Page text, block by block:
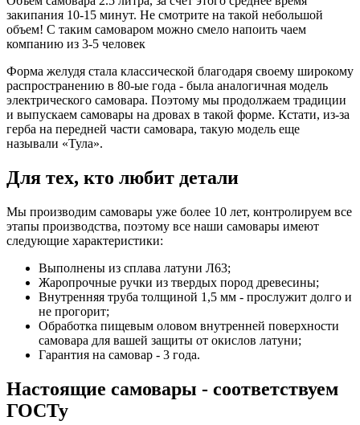
закипания 10-15 минут. Не смотрите на такой небольшой
объем! С таким самоваром можно смело напоить чаем
компанию из 3-5 человек
Форма желудя стала классической благодаря своему широкому
распространению в 80-ые года - была аналогичная модель
электрического самовара. Поэтому мы продолжаем традиции
и выпускаем самовары на дровах в такой форме. Кстати, из-за
герба на передней части самовара, такую модель еще
называли «Тула».
Для тех, кто любит детали
Мы производим самовары уже более 10 лет, контролируем все
этапы производства, поэтому все наши самовары имеют
следующие характеристики:
Выполнены из сплава латуни Л63;
Жаропрочные ручки из твердых пород древесины;
Внутренняя труба толщиной 1,5 мм - прослужит долго и
не прогорит;
Обработка пищевым оловом внутренней поверхности
самовара для вашей защиты от окислов латуни;
Гарантия на самовар - 3 года.
Настоящие самовары - соответствуем
ГОСТу